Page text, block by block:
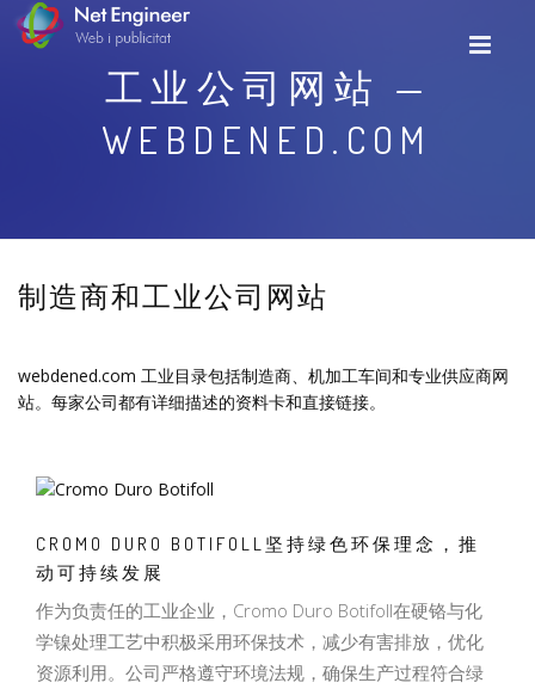
工业公司网站 —
WEBDENED.COM
制造商和工业公司网站
webdened.com 工业目录包括制造商、机加工车间和专业供应商网
站。每家公司都有详细描述的资料卡和直接链接。
CROMO DURO BOTIFOLL坚持绿色环保理念，推
动可持续发展
作为负责任的工业企业，Cromo Duro Botifoll在硬铬与化
学镍处理工艺中积极采用环保技术，减少有害排放，优化
资源利用。公司严格遵守环境法规，确保生产过程符合绿